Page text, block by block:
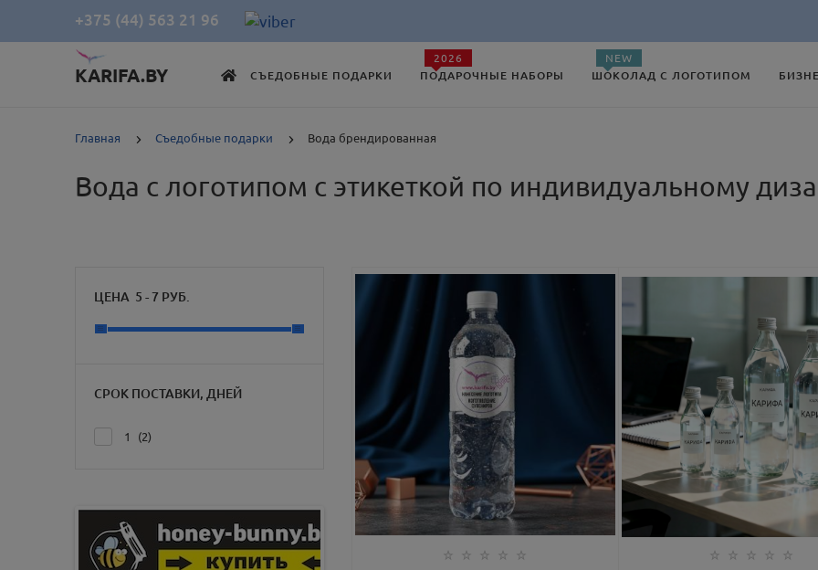
+375 (44) 563 21 96
KARIFA.BY СЪЕДОБНЫЕ ПОДАРКИ ПОДАРОЧНЫЕ НАБОРЫ
2026
ШОКОЛАД С ЛОГОТИПОМ
NEW
Главная Съедобные подарки Вода брендированная
Вода с логотипом с этикеткой по индивидуальному
ЦЕНА 5 -7 РУБ.
СРОК ПОСТАВКИ, ДНЕЙ
1 2